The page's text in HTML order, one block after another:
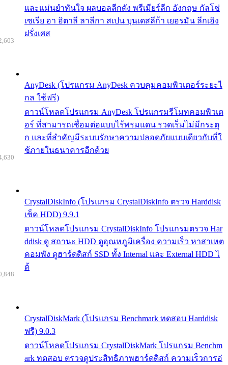
และแม่นยำทันใจ ผลบอลลีกดัง พรีเมียร์ลีก อังกฤษ กัลโช่
เซเรีย อา อิตาลี ลาลีกา สเปน บุนเดสลีก้า เยอรมัน ลีกเอิง
ฝรั่งเศส
AnyDesk (โปรแกรม AnyDesk ควบคุมคอมพิวเตอร์ระยะไ
กล ใช้ฟรี)
ดาวน์โหลดโปรแกรม AnyDesk โปรแกรมรีโมทคอมพิวเต
อร์ ที่สามารถเชื่อมต่อแบบไร้พรมแดน รวดเร็มไม่มีกระตุ
ก และที่สำคัญมีระบบรักษาความปลอดภัยแบบเดียวกับที่ใ
ช้ภายในธนาคารอีกด้วย
CrystalDiskInfo (โปรแกรม CrystalDiskInfo ตรวจ Harddisk
เช็ค HDD) 9.9.1
ดาวน์โหลดโปรแกรม CrystalDiskInfo โปรแกรมตรวจ Har
ddisk ดู สถานะ HDD ดูอุณหภูมิเครื่อง ความเร็ว หาสาเหต
คอมพัง ดูฮาร์ดดิสก์ SSD ทั้ง Internal และ External HDD ไ
ด้
CrystalDiskMark (โปรแกรม Benchmark ทดสอบ Harddisk
ฟรี) 9.0.3
ดาวน์โหลดโปรแกรม CrystalDiskMark โปรแกรม Benchm
ark ทดสอบ ตรวจดูประสิทธิภาพฮาร์ดดิสก์ ความเร็วการอ่